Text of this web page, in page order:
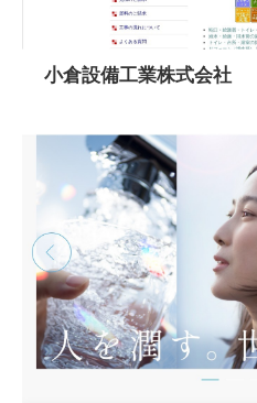
小倉設備工業株式会社